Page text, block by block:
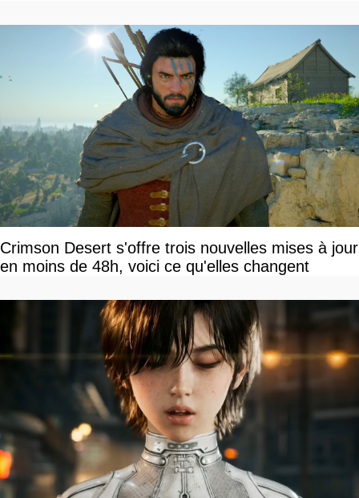
Crimson Desert s'offre trois nouvelles mises à jour
en moins de 48h, voici ce qu'elles changent